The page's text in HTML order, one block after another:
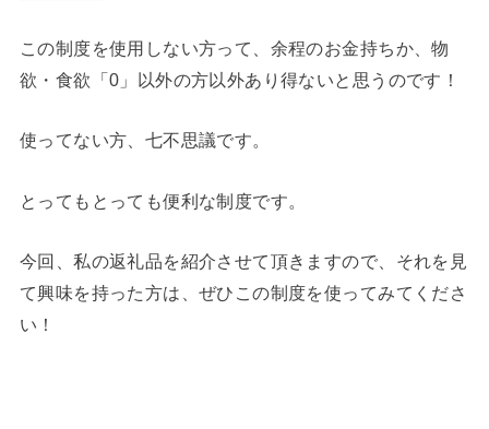
この制度を使用しない方って、余程のお金持ちか、物
欲・食欲「0」以外の方以外あり得ないと思うのです！
使ってない方、七不思議です。
とってもとっても便利な制度です。
今回、私の返礼品を紹介させて頂きますので、それを見
て興味を持った方は、ぜひこの制度を使ってみてくださ
い！